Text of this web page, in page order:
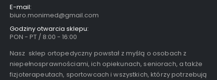
E-mail:
biuro.monimed@gmail.com
Godziny otwarcia sklepu:
PON - PT / 8:00 - 16:00
Nasz sklep ortopedyczny powstał z myślą o osobach z
niepełnosprawnościami, ich opiekunach, seniorach, a także
fizjoterapeutach, sportowcach i wszystkich, którzy potrzebują